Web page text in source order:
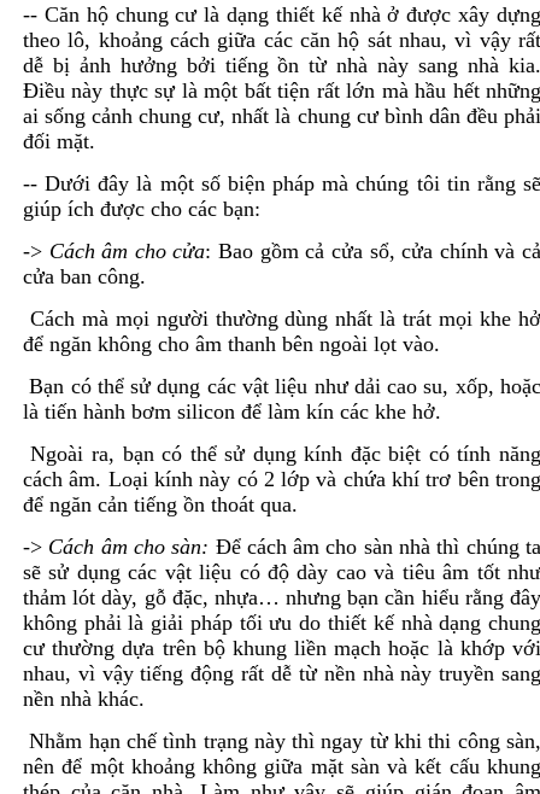
-- Căn hộ chung cư là dạng thiết kế nhà ở được xây
theo lô, khoảng cách giữa các căn hộ sát nhau, vì vậy
dễ bị ảnh hưởng bởi tiếng ồn từ nhà này sang nhà
Điều này thực sự là một bất tiện rất lớn mà hầu hết
ai sống cảnh chung cư, nhất là chung cư bình dân đều
đối mặt.
-- Dưới đây là một số biện pháp mà chúng tôi tin rằng
giúp ích được cho các bạn:
->Cách âm cho cửa: Bao gồm cả cửa sổ, cửa chính và
cửa ban công.
Cách mà mọi người thường dùng nhất là trát mọi khe
để ngăn không cho âm thanh bên ngoài lọt vào.
Bạn có thể sử dụng các vật liệu như dải cao su, xốp,
là tiến hành bơm silicon để làm kín các khe hở.
Ngoài ra, bạn có thể sử dụng kính đặc biệt có tính
cách âm. Loại kính này có 2 lớp và chứa khí trơ bên
để ngăn cản tiếng ồn thoát qua.
->Cách âm cho sàn: Để cách âm cho sàn nhà thì chúng
sẽ sử dụng các vật liệu có độ dày cao và tiêu âm tốt
thảm lót dày, gỗ đặc, nhựa… nhưng bạn cần hiểu rằng
không phải là giải pháp tối ưu do thiết kế nhà dạng
cư thường dựa trên bộ khung liền mạch hoặc là khớp
nhau, vì vậy tiếng động rất dễ từ nền nhà này truyền
nền nhà khác.
Nhằm hạn chế tình trạng này thì ngay từ khi thi công
nên để một khoảng không giữa mặt sàn và kết cấu